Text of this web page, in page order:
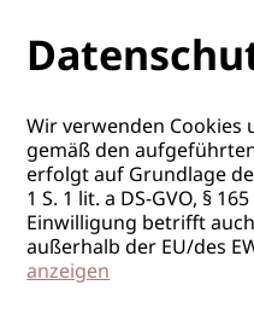
Wir verwenden Cookies
gemäß den
erfolgt auf Grundlage
1 S. 1 lit. a DS-GVO, §
Einwilligung betrifft
außerhalb der EU/des
anzeigen